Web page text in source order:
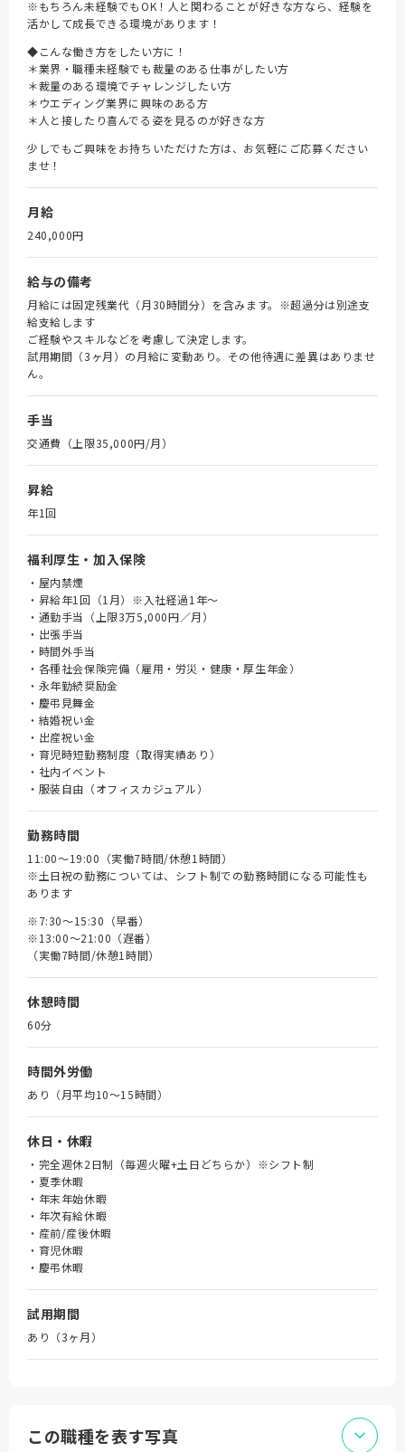
※もちろん未経験でもOK！人と関わることが好きな方なら、経験を
活かして成長できる環境があります！
◆こんな働き方をしたい方に！
＊業界・職種未経験でも裁量のある仕事がしたい方
＊裁量のある環境でチャレンジしたい方
＊ウエディング業界に興味のある方
＊人と接したり喜んでる姿を見るのが好きな方
少しでもご興味をお持ちいただけた方は、お気軽にご応募ください
ませ！
月給
240,000円
給与の備考
月給には固定残業代（月30時間分）を含みます。※超過分は別途支
給支給します
ご経験やスキルなどを考慮して決定します。
試用期間（3ヶ月）の月給に変動あり。その他待遇に差異はありませ
ん。
手当
交通費（上限35,000円/月）
昇給
年1回
福利厚生・加入保険
・屋内禁煙
・昇給年1回（1月）※入社経過1年～
・通勤手当（上限3万5,000円／月）
・出張手当
・時間外手当
・各種社会保険完備（雇用・労災・健康・厚生年金）
・永年勤続奨励金
・慶弔見舞金
・結婚祝い金
・出産祝い金
・育児時短勤務制度（取得実績あり）
・社内イベント
・服装自由（オフィスカジュアル）
勤務時間
11:00～19:00（実働7時間/休憩1時間）
※土日祝の勤務については、シフト制での勤務時間になる可能性も
あります
※7:30～15:30（早番）
※13:00～21:00（遅番）
（実働7時間/休憩1時間）
休憩時間
60分
時間外労働
あり（月平均10～15時間）
休日・休暇
・完全週休2日制（毎週火曜+土日どちらか）※シフト制
・夏季休暇
・年末年始休暇
・年次有給休暇
・産前/産後休暇
・育児休暇
・慶弔休暇
試用期間
あり（3ヶ月）
この職種を表す写真